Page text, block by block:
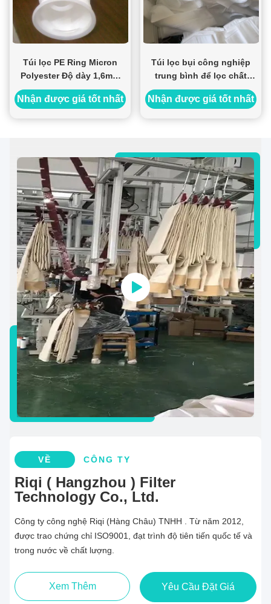
Túi lọc PE Ring Micron
Polyester Độ dày 1,6mm
cho chất lỏng
Nhận được giá tốt nhất
Túi lọc bụi công nghiệp
trung bình để lọc chất
lỏng / nước
Nhận được giá tốt nhất
VỀ CÔNG TY
Riqi ( Hangzhou ) Filter
Technology Co., Ltd.
Công ty công nghệ Riqi (Hàng Châu) TNHH . Từ năm 2012,
được trao chứng chỉ ISO9001, đạt trình độ tiên tiến quốc tế và
trong nước về chất lượng.
Xem Thêm Yêu Cầu Đặt Giá